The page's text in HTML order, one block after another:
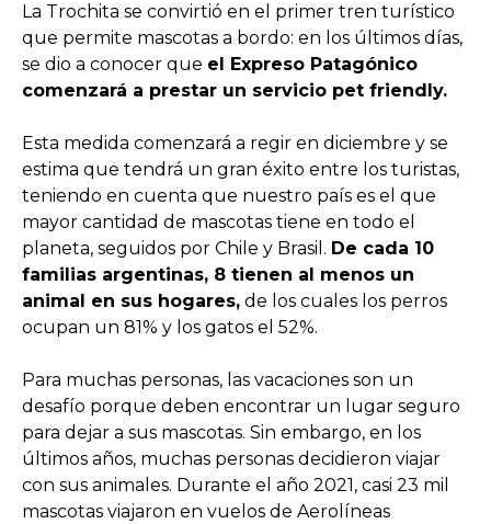
La Trochita se convirtió en el primer tren turístico
que permite mascotas a bordo: en los últimos días,
se dio a conocer que el Expreso Patagónico
comenzará a prestar un servicio pet friendly.
Esta medida comenzará a regir en diciembre y se
estima que tendrá un gran éxito entre los turistas,
teniendo en cuenta que nuestro país es el que
mayor cantidad de mascotas tiene en todo el
planeta, seguidos por Chile y Brasil. De cada 10
familias argentinas, 8 tienen al menos un
animal en sus hogares, de los cuales los perros
ocupan un 81% y los gatos el 52%.
Para muchas personas, las vacaciones son un
desafío porque deben encontrar un lugar seguro
para dejar a sus mascotas. Sin embargo, en los
últimos años, muchas personas decidieron viajar
con sus animales. Durante el año 2021, casi 23 mil
mascotas viajaron en vuelos de Aerolíneas